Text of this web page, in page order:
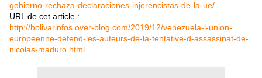
gobierno-rechaza-declaraciones-injerencistas-de-la-ue/
URL de cet article :
http://bolivarinfos.over-blog.com/2019/12/venezuela-l-union-
europeenne-defend-les-auteurs-de-la-tentative-d-assassinat-de-
nicolas-maduro.html